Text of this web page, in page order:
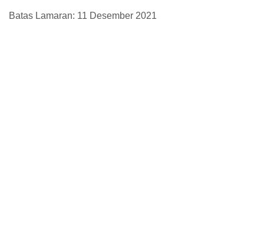
Batas Lamaran: 11 Desember 2021